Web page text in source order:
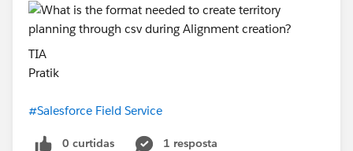
TIA
Pratik
#Salesforce Field Service
0 curtidas
1 resposta